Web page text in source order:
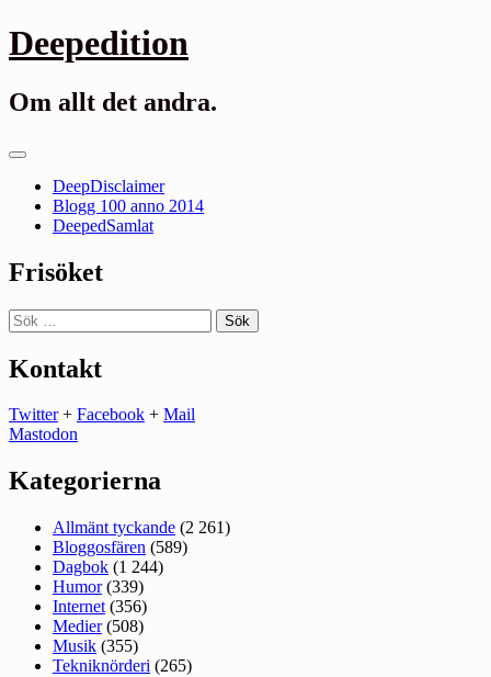
Gå
till
Deepedition
Om allt det andra.
Primär
DeepDisclaimer
Blogg 100 anno 2014
DeepedSamlat
Frisöket
Sök
efter:
Kontakt
Twitter+ Facebook + Mail
Mastodon
Kategorierna
Allmänt tyckande (2 261)
Bloggosfären (589)
Dagbok (1 244)
Humor(339)
Internet (356)
Medier(508)
Musik (355)
Tekniknörderi (265)